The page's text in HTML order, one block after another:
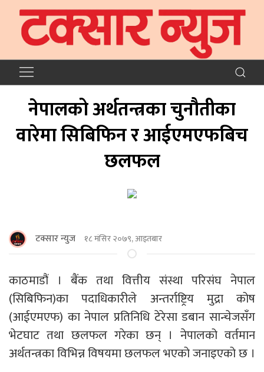
नेपालको अर्थतन्त्रका चुनौतीका
वारेमा सिबिफिन र आईएमएफबिच
छलफल
टक्सार न्युज १८ मंसिर २०७९, आइतबार
काठमाडौं । बैंक तथा वित्तीय संस्था परिसंघ नेपाल
(सिबिफिन)का पदाधिकारीले अन्तर्राष्ट्रिय मुद्रा कोष
(आईएमएफ) का नेपाल प्रतिनिधि टेरेसा डबान सान्चेजसँग
भेटघाट तथा छलफल गरेका छन् । नेपालको वर्तमान
अर्थतन्त्रका विभिन्न विषयमा छलफल भएको जनाइएको छ ।